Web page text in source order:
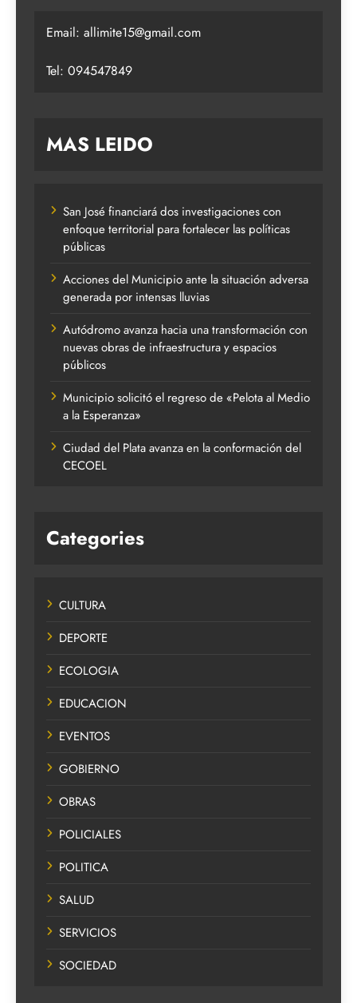
Email: allimite15@gmail.com
Tel: 094547849
MAS LEIDO
San José financiará dos investigaciones con
enfoque territorial para fortalecer las políticas
públicas
Acciones del Municipio ante la situación adversa
generada por intensas lluvias
Autódromo avanza hacia una transformación con
nuevas obras de infraestructura y espacios
públicos
Municipio solicitó el regreso de «Pelota al Medio
a la Esperanza»
Ciudad del Plata avanza en la conformación del
CECOEL
Categories
CULTURA
DEPORTE
ECOLOGIA
EDUCACION
EVENTOS
GOBIERNO
OBRAS
POLICIALES
POLITICA
SALUD
SERVICIOS
SOCIEDAD